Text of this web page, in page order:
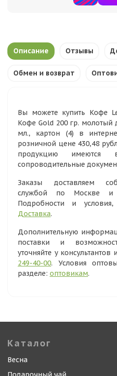
Описание Отзывы
Обмен и возврат
Вы можете купить Кофе
Кофе Gold 200 гр. молотый
мл., картон (4) в
розничной цене 430,48
продукцию имеются
сопроводительные
Заказы доставляем
службой по Москве и
Подробности и
Доставка.
Дополнительную
поставки и
уточняйте у
249-40-00. Условия
разделе: оптовикам.
Каталог
Весна